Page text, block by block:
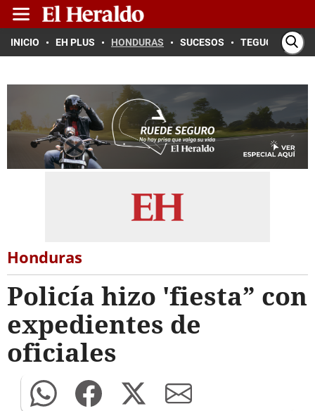
INICIO EH PLUS HONDURAS SUCESOS TEGUCIGALPA
Honduras
Policía hizo 'fiesta” con
expedientes de
oficiales